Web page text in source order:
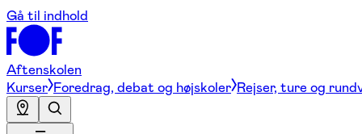
Gå til indhold
Aftenskolen
Kurser Foredrag, debat og højskoler Rejser, ture og